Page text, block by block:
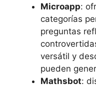
Microapp:
categorías
preguntas
versátil y
pueden
Mathsbot: